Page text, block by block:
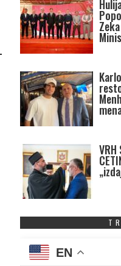
VRH
EN